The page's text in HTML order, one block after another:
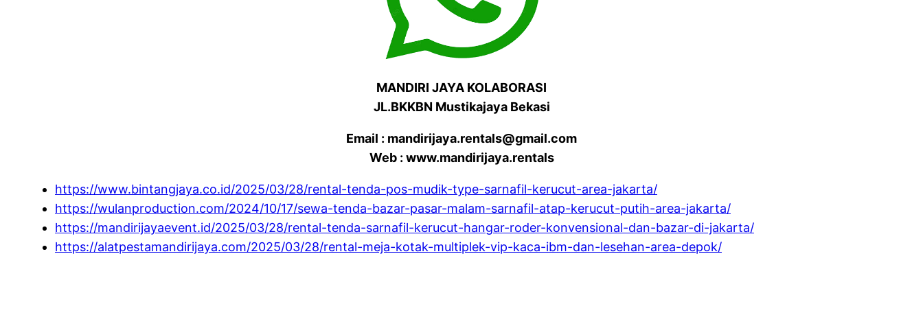
MANDIRI JAYA KOLABORASI
JL.BKKBN Mustikajaya Bekasi
Email : mandirijaya.rentals@gmail.com
Web : www.mandirijaya.rentals
https://www.bintangjaya.co.id/2025/03/28/rental-tenda-pos-mudik-type-sarnafil-kerucut-area-jakarta/
https://wulanproduction.com/2024/10/17/sewa-tenda-bazar-pasar-malam-sarnafil-atap-kerucut-putih-area-jakarta/
https://mandirijayaevent.id/2025/03/28/rental-tenda-sarnafil-kerucut-hangar-roder-konvensional-dan-bazar-di-jakarta/
https://alatpestamandirijaya.com/2025/03/28/rental-meja-kotak-multiplek-vip-kaca-ibm-dan-lesehan-area-depok/